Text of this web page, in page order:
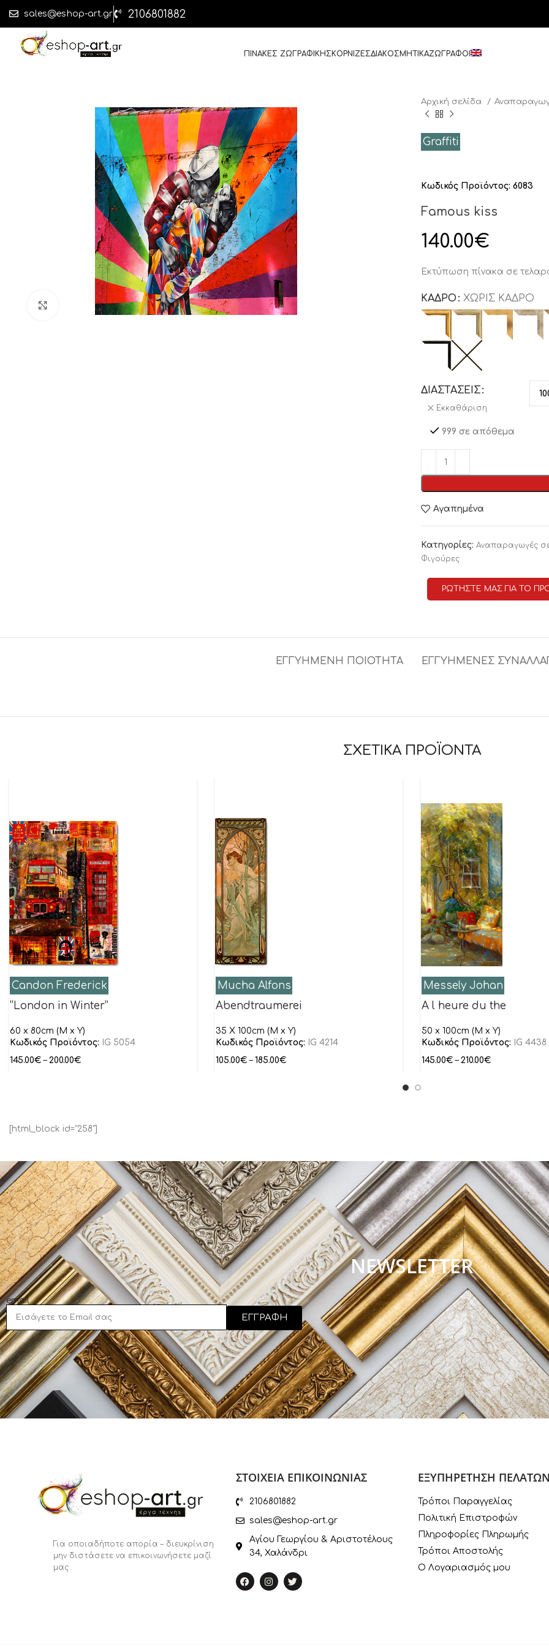
sales@eshop-art.gr 2106801882
ΠΙΝΑΚΕΣ ΖΩΓΡΑΦΙΚΗΣΚΟΡΝΙΖΕΣΔΙΑΚΟΣΜΗΤΙΚΑΖΩΓΡΑΦΟΙ
Click to enlarge
Αρχική σελίδα
Graffiti
Κωδικός Προϊόντος: 6083
Famous kiss
140.00€
Εκτύπωση πίνακα σε
ΚΑΔΡΟ ΧΩΡΙΣ ΚΑΔΡΟ
ΔΙΑΣΤΑΣΕΙΣ
Εκκαθάριση
999 σε απόθεμα
Αγαπημένα
Κατηγορίες: Αναπαραγωγές
Φιγούρες
ΡΩΤΗΣΤΕ ΜΑΣ ΓΙΑ ΤΟ
ΕΓΓΥΗΜΕΝΗ ΠΟΙΟΤΗΤΑ ΕΓΓΥΗΜΕΝΕΣ
ΣΧΕΤΙΚΑ ΠΡΟΪΟΝΤΑ
Candon Frederick
“London in Winter”
60 x 80cm (M x Y)
Κωδικός Προϊόντος:
IG 5054
145.00€ – 200.00€
Mucha Alfons
Abendtraumerei
35 X 100cm (M x Y)
Κωδικός Προϊόντος:
IG 4214
105.00€ – 185.00€
Messely Johan
A l heure du the
50 x 100cm (M x Y)
Κωδικός Προϊόντος:
IG 4438
145.00€ – 210.00€
[html_block id="258"]
NEWSLETTER
email
ΕΓΓΡΑΦΗ
Για οποιαδήποτε απορία – διευκρίνιση
μην διστάσετε να επικοινωνήσετε μαζί
μας
ΣΤΟΙΧΕΙΑ ΕΠΙΚΟΙΝΩΝΙΑΣ
2106801882
sales@eshop-art.gr
Αγίου Γεωργίου & Αριστοτέλους
34, Χαλάνδρι
ΕΞΥΠΗΡΕΤΗΣΗ ΠΕΛΑΤΩΝ
Τρόποι Παραγγελίας
Πολιτική Επιστροφών
Πληροφορίες Πληρωμής
Τρόποι Αποστολής
Ο Λογαριασμός μου